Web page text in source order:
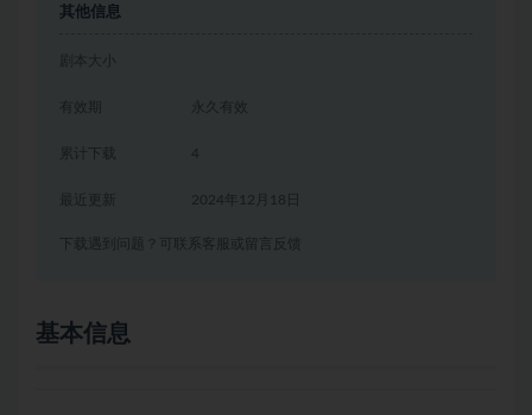
其他信息
剧本大小
有效期 永久有效
累计下载 4
2024年12月18日
下载遇到问题？可联系客服或留言反馈
基本信息